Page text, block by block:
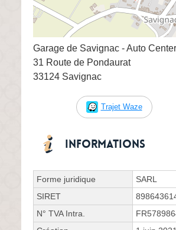
Garage de Savignac - Auto
31 Route de Pondaurat
33124 Savignac
Trajet Waze
Informations
Forme juridique
SARL
SIRET
N° TVA Intra.